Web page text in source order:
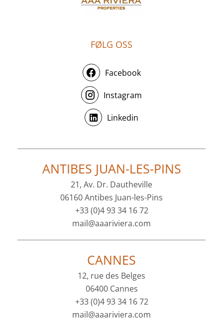
FØLG OSS
Facebook
Instagram
Linkedin
ANTIBES JUAN-LES-PINS
21, Av. Dr. Dautheville
06160 Antibes Juan-les-Pins
+33 (0)4 93 34 16 72
mail@aaariviera.com
CANNES
12, rue des Belges
06400 Cannes
+33 (0)4 93 34 16 72
mail@aaariviera.com